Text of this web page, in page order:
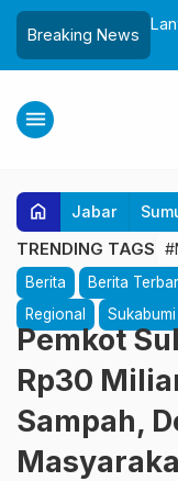
Breaking News
Diresmikan,
Pelestarian
menu
home Jabar
TRENDING TAGS
Berita Berita
Regional
Sukabumi
Pemkot
Rp30
Sampah,